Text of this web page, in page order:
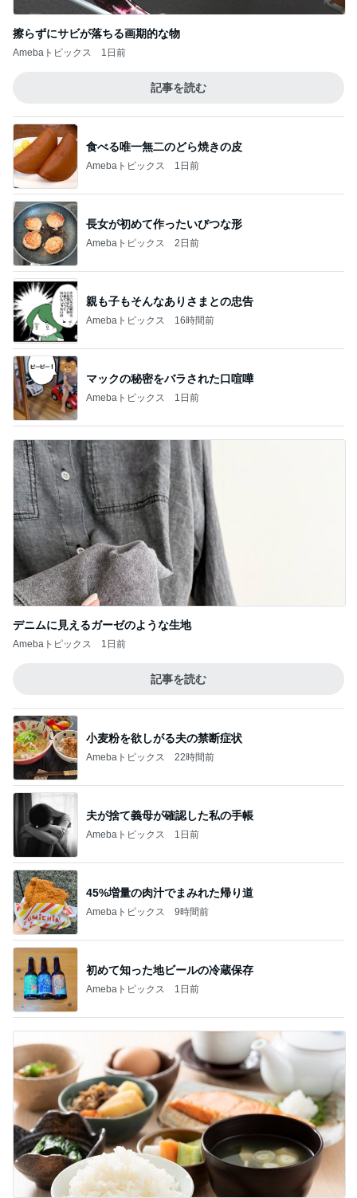
擦らずにサビが落ちる画期的な物
Amebaトピックス 1日前
記事を読む
食べる唯一無二のどら焼きの皮
Amebaトピックス 1日前
長女が初めて作ったいびつな形
Amebaトピックス 2日前
親も子もそんなありさまとの忠告
Amebaトピックス 16時間前
マックの秘密をバラされた口喧嘩
Amebaトピックス 1日前
デニムに見えるガーゼのような生地
Amebaトピックス 1日前
記事を読む
小麦粉を欲しがる夫の禁断症状
Amebaトピックス 22時間前
夫が捨て義母が確認した私の手帳
Amebaトピックス 1日前
45%増量の肉汁でまみれた帰り道
Amebaトピックス 9時間前
初めて知った地ビールの冷蔵保存
Amebaトピックス 1日前